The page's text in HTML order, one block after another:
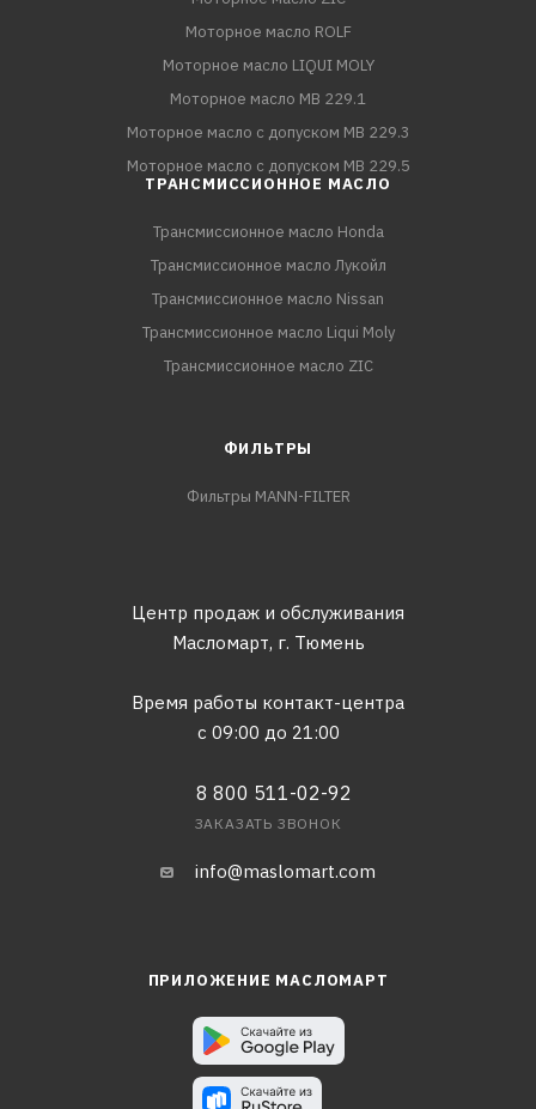
Моторное масло ROLF
Моторное масло LIQUI MOLY
Моторное масло MB 229.1
Моторное масло с допуском MB 229.3
Моторное масло с допуском MB 229.5
ТРАНСМИССИОННОЕ МАСЛО
Трансмиссионное масло Honda
Трансмиссионное масло Лукойл
Трансмиссионное масло Nissan
Трансмиссионное масло Liqui Moly
Трансмиссионное масло ZIC
ФИЛЬТРЫ
Фильтры MANN-FILTER
Центр продаж и обслуживания
Масломарт, г. Тюмень
Время работы контакт-центра
с 09:00 до 21:00
8 800 511-02-92
ЗАКАЗАТЬ ЗВОНОК
info@maslomart.com
ПРИЛОЖЕНИЕ МАСЛОМАРТ